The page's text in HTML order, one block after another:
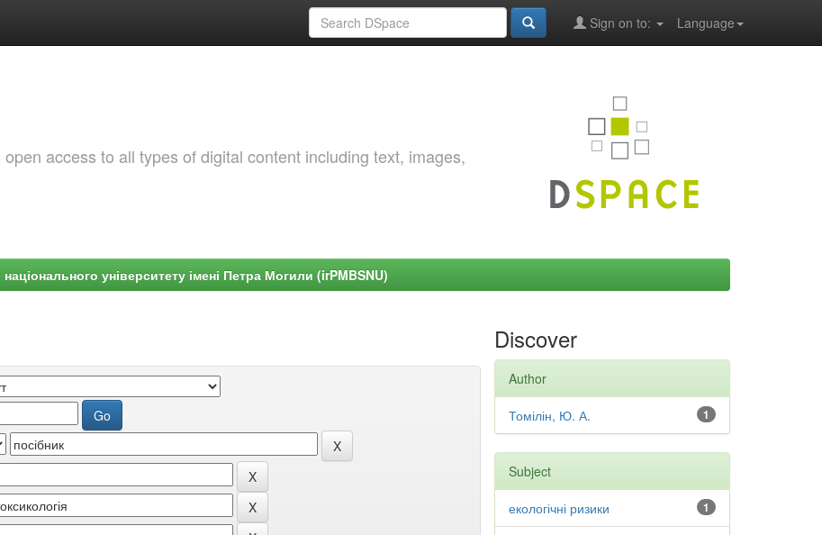
Language
Sign on to:
access to all types of digital content including text, images,
університету імені Петра Могили (irPMBSNU)
Discover
Author
1
Томілін, Ю. А.
Subject
1
екологічні ризики